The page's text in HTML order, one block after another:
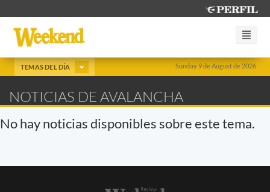
Sunday 9 de August de 2026
TEMAS DEL DÍA
NOTICIAS DE AVALANCHA
No hay noticias disponibles sobre este tema.